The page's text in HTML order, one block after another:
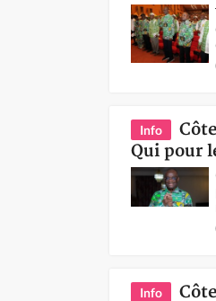
Info
Qui pour
Info